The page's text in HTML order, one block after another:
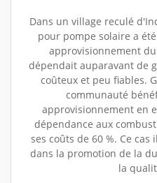
Dans un village reculé
pour pompe solaire a
approvisionnement
dépendait auparavant de
coûteux et peu fiables.
communauté
approvisionnement en
dépendance aux
ses coûts de 60 %. Ce
dans la promotion de la
la